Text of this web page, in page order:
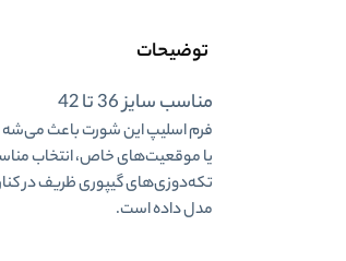
توضیحات
مناسب سایز 36 تا 42
فرم اسلیپ این شورت باعث می‌شه
یاموقعیت‌های خاص، انتخاب
تکه‌دوزی‌های گیپوری ظریف در
مدل داده است.